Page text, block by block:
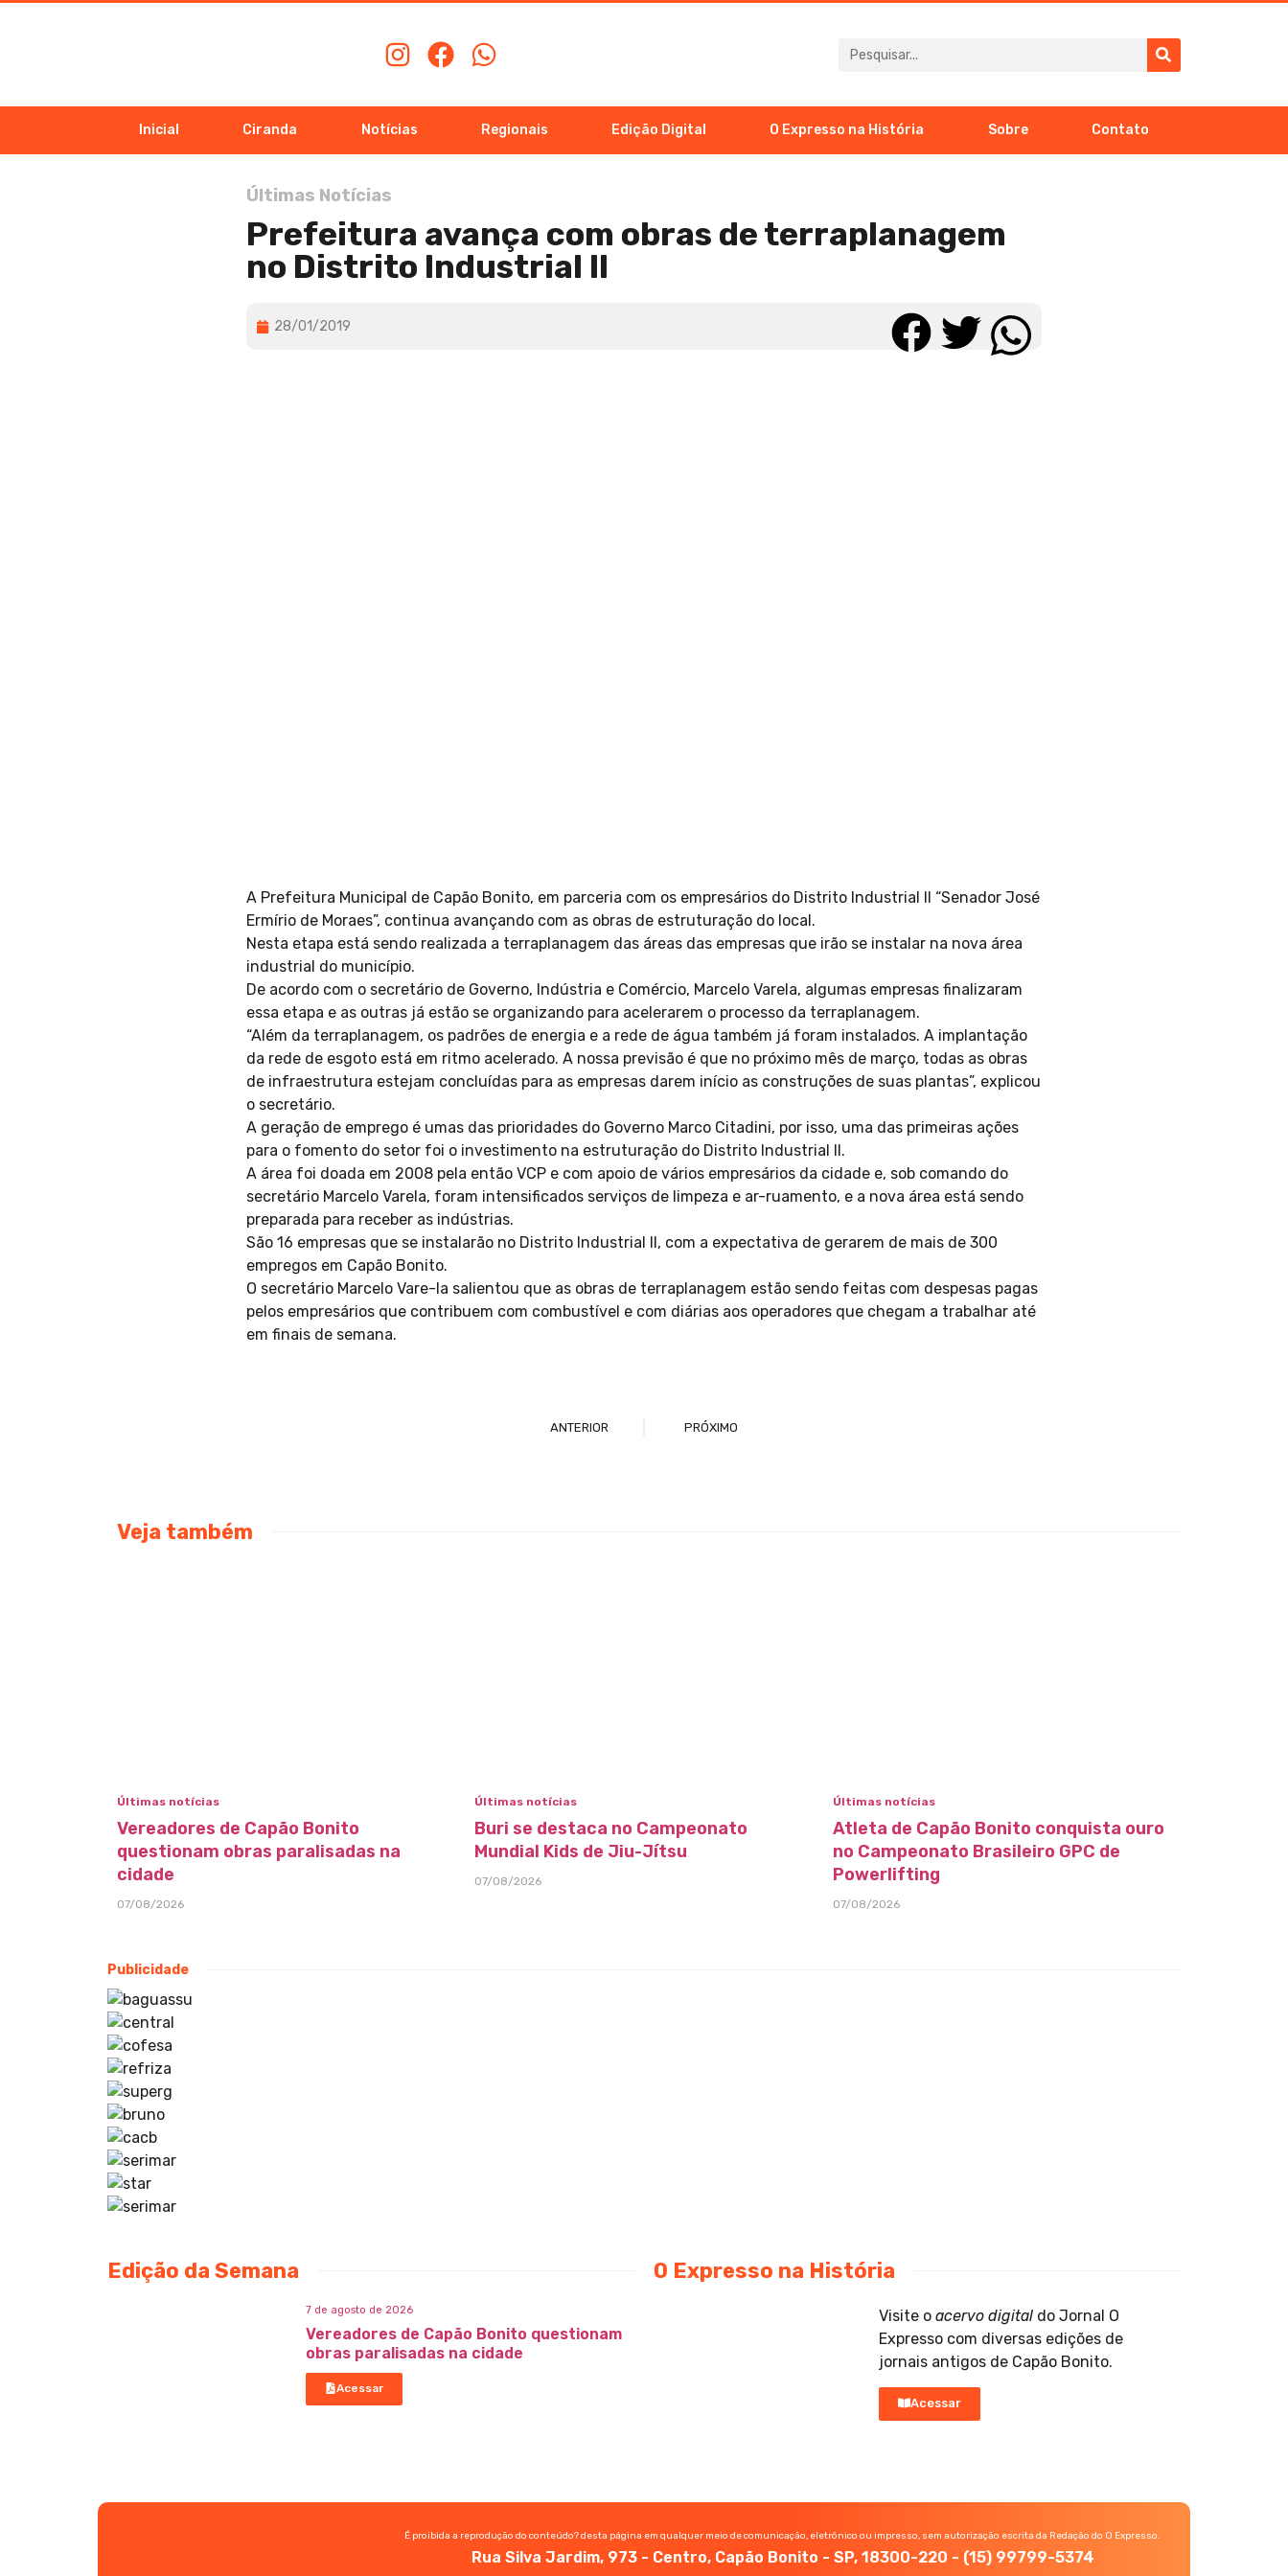
Inicial Ciranda Notícias Regionais Edição Digital O Expresso na História Sobre Contato
Últimas Notícias
Prefeitura avança com obras de terraplanagem
no Distrito Industrial II
28/01/2019
A Prefeitura Municipal de Capão Bonito, em parceria com os empresários do Distrito Industrial II “Senador José
Ermírio de Moraes”, continua avançando com as obras de estruturação do local.
Nesta etapa está sendo realizada a terraplanagem das áreas das empresas que irão se instalar na nova área
industrial do município.
De acordo com o secretário de Governo, Indústria e Comércio, Marcelo Varela, algumas empresas finalizaram
essa etapa e as outras já estão se organizando para acelerarem o processo da terraplanagem.
“Além da terraplanagem, os padrões de energia e a rede de água também já foram instalados. A implantação
da rede de esgoto está em ritmo acelerado. A nossa previsão é que no próximo mês de março, todas as obras
de infraestrutura estejam concluídas para as empresas darem início as construções de suas plantas”, explicou
o secretário.
A geração de emprego é umas das prioridades do Governo Marco Citadini, por isso, uma das primeiras ações
para o fomento do setor foi o investimento na estruturação do Distrito Industrial II.
A área foi doada em 2008 pela então VCP e com apoio de vários empresários da cidade e, sob comando do
secretário Marcelo Varela, foram intensificados serviços de limpeza e ar-ruamento, e a nova área está sendo
preparada para receber as indústrias.
São 16 empresas que se instalarão no Distrito Industrial II, com a expectativa de gerarem de mais de 300
empregos em Capão Bonito.
O secretário Marcelo Vare-la salientou que as obras de terraplanagem estão sendo feitas com despesas pagas
pelos empresários que contribuem com combustível e com diárias aos operadores que chegam a trabalhar até
em finais de semana.
ANTERIOR PRÓXIMO
Veja também
Últimas notícias
Vereadores de Capão Bonito
questionam obras paralisadas na
cidade
07/08/2026
Últimas notícias
Buri se destaca no Campeonato
Mundial Kids de Jiu-Jítsu
07/08/2026
Últimas notícias
Atleta de Capão Bonito conquista ouro
no Campeonato Brasileiro GPC de
Powerlifting
07/08/2026
Publicidade
Edição da Semana
7 de agosto de 2026
Vereadores de Capão Bonito questionam
obras paralisadas na cidade
Acessar
O Expresso na História
Visite o acervo digital do Jornal O
Expresso com diversas edições de
jornais antigos de Capão Bonito.
Acessar
É proibida a reprodução do conteúdo? desta página em qualquer meio de comunicação, eletrônico ou impresso, sem autorização escrita da Redação do O Expresso.
Rua Silva Jardim, 973 - Centro, Capão Bonito - SP, 18300-220 - (15) 99799-5374